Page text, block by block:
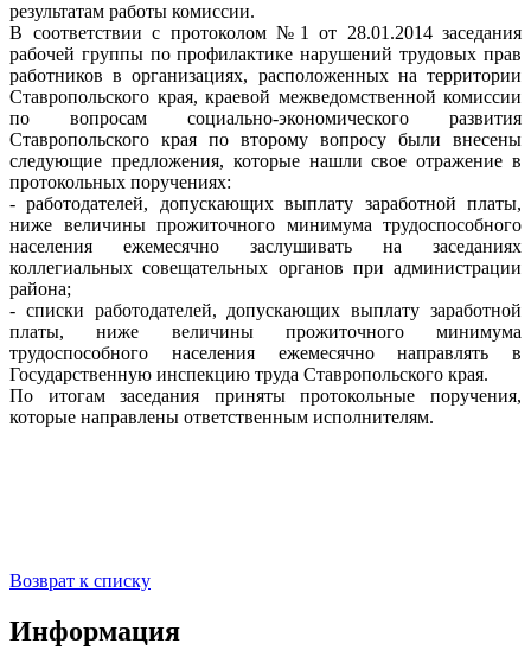
результатам работы комиссии.
В соответствии с протоколом №1 от 28.01.2014 заседания
рабочей группы по профилактике нарушений трудовых прав
работников в организациях, расположенных на территории
Ставропольского края, краевой межведомственной комиссии
по вопросам социально-экономического развития
Ставропольского края по второму вопросу были внесены
следующие предложения, которые нашли свое отражение в
протокольных поручениях:
- работодателей, допускающих выплату заработной платы,
ниже величины прожиточного минимума трудоспособного
населения ежемесячно заслушивать на заседаниях
коллегиальных совещательных органов при администрации
района;
- списки работодателей, допускающих выплату заработной
платы, ниже величины прожиточного минимума
трудоспособного населения ежемесячно направлять в
Государственную инспекцию труда Ставропольского края.
По итогам заседания приняты протокольные поручения,
которые направлены ответственным исполнителям.
Возврат к списку
Информация